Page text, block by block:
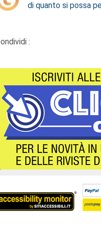
di quanto si possa
: